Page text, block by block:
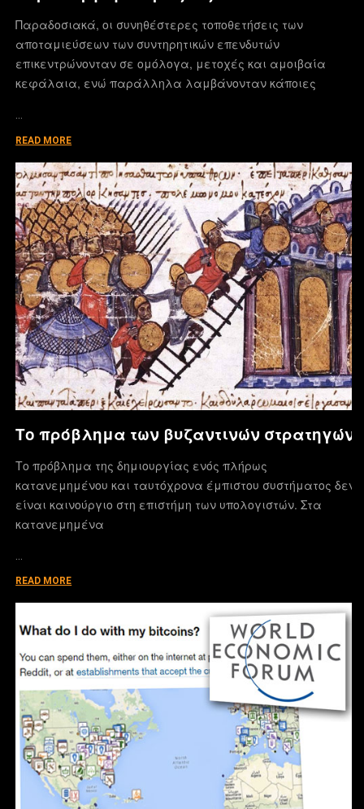
Παραδοσιακά, οι συνηθέστερες τοποθετήσεις των
αποταμιεύσεων των συντηρητικών επενδυτών
επικεντρώνονταν σε ομόλογα, μετοχές και αμοιβαία
κεφάλαια, ενώ παράλληλα λαμβάνονταν κάποιες
…
READ MORE
Το πρόβλημα των βυζαντινών στρατηγών
Το πρόβλημα της δημιουργίας ενός πλήρως
κατανεμημένου και ταυτόχρονα έμπιστου συστήματος δεν
είναι καινούργιο στη επιστήμη των υπολογιστών. Στα
κατανεμημένα
READ MORE